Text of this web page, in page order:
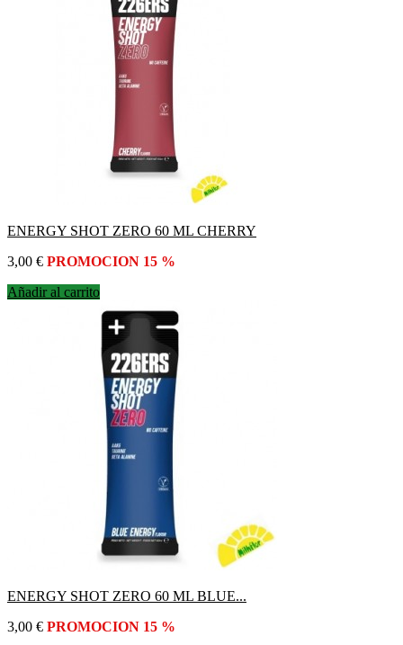
ENERGY SHOT ZERO 60 ML CHERRY
Precio
3,00 € PROMOCION 15 %
Añadir al carrito
ENERGY SHOT ZERO 60 ML BLUE...
Precio
3,00 € PROMOCION 15 %